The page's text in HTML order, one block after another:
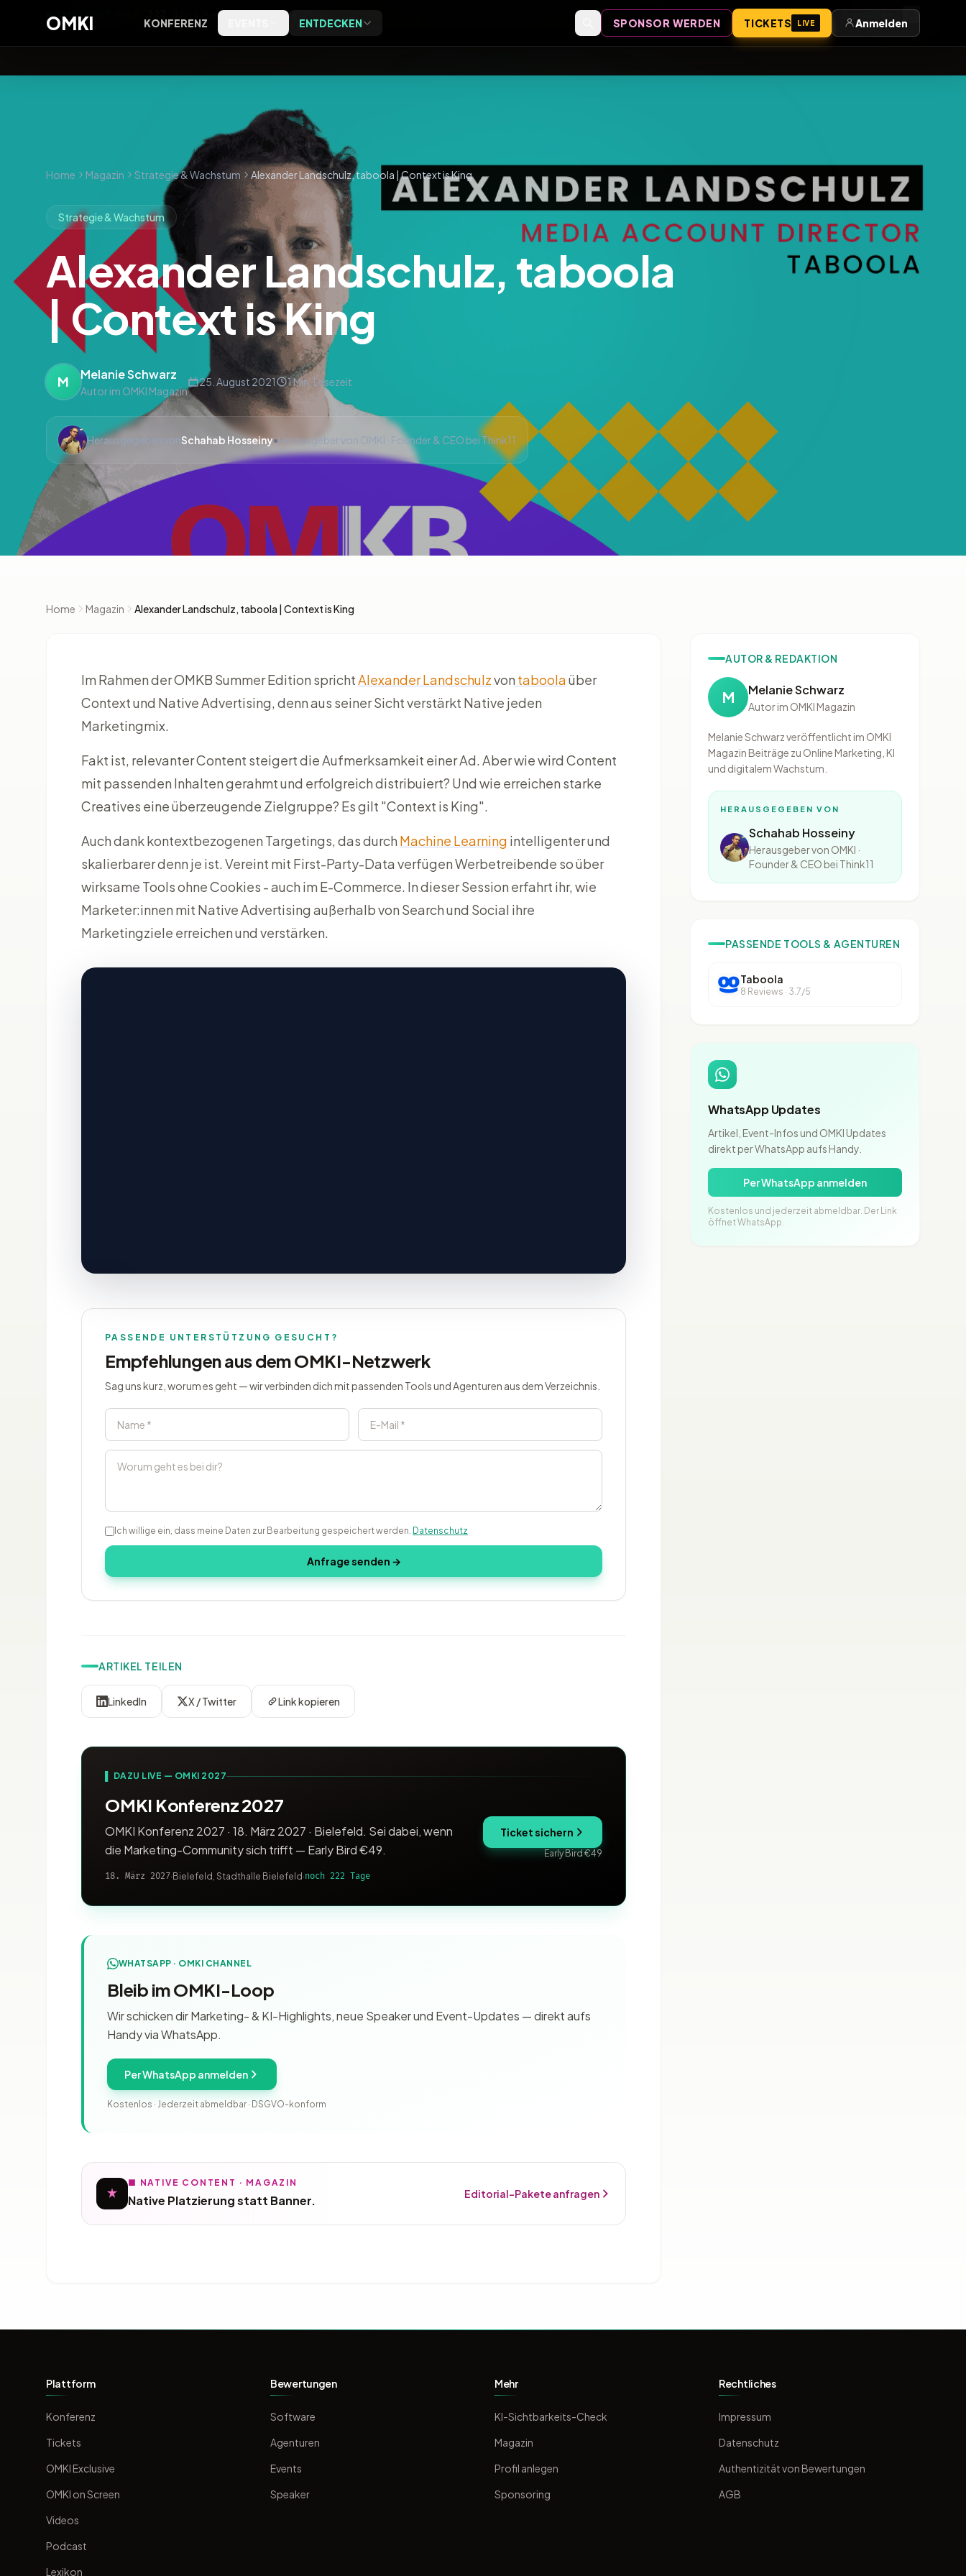
OMKI 2027 Bielefeld·Early Bird €49 Anmelden
OMKI KONFERENZ
Kostenlose Marketing- & KI-
ENTDECKEN
Agenturen
Agenturprofile nach Leistung
und Ort
Magazin
Editorial, Trends und
Einordnung
Videos
Podcast
Das OMKI Podcast-Archiv
SPONSOR WERDEN TICKETS LIVE Anmelden
Home Magazin Strategie & Wachstum Alexander Landschulz, taboola | Context is King
Strategie & Wachstum
Alexander Landschulz, taboola
| Context is King
M Melanie Schwarz
Autor im OMKI Magazin
25. August 2021 1 Min. Lesezeit
Herausgegeben vonSchahab Hosseiny•Herausgeber von OMKI · Founder & CEO bei Think11
Home Magazin Alexander Landschulz, taboola | Context is King
Im Rahmen der OMKB Summer Edition sprichtAlexander Landschulzvon taboolaüber
Context und Native Advertising, denn aus seiner Sicht verstärkt Native jeden
Marketingmix.
Fakt ist, relevanter Content steigert die Aufmerksamkeit einer Ad. Aber wie wird Content
mit passenden Inhalten gerahmt und erfolgreich distribuiert? Und wie erreichen starke
Creatives eine überzeugende Zielgruppe? Es gilt "Context is King".
Auch dank kontextbezogenen Targetings, das durch Machine Learning intelligenter und
skalierbarer denn je ist. Vereint mit First-Party-Data verfügen Werbetreibende so über
wirksame Tools ohne Cookies - auch im E-Commerce. In dieser Session erfahrt ihr, wie
Marketer:innen mit Native Advertising außerhalb von Search und Social ihre
Marketingziele erreichen und verstärken.
PASSENDE UNTERSTÜTZUNG GESUCHT?
Empfehlungen aus dem OMKI-Netzwerk
Sag uns kurz, worum es geht — wir verbinden dich mit passenden Tools und Agenturen aus dem Verzeichnis.
Ich willige ein, dass meine Daten zur Bearbeitung gespeichert werden. Datenschutz
Anfrage senden →
ARTIKEL TEILEN
LinkedIn X / Twitter Link kopieren
▌ DAZU LIVE — OMKI 2027
OMKI Konferenz 2027
OMKI Konferenz 2027 · 18. März 2027 · Bielefeld. Sei dabei, wenn
die Marketing-Community sich trifft — Early Bird €49.
18. März 2027· Bielefeld, Stadthalle Bielefeld ·noch 222 Tage
Ticket sichern
Early Bird €49
WHATSAPP · OMKI CHANNEL
Bleib im OMKI-Loop
Wir schicken dir Marketing- & KI-Highlights, neue Speaker und Event-Updates — direkt aufs
Handy via WhatsApp.
Per WhatsApp anmelden
Kostenlos · Jederzeit abmeldbar · DSGVO-konform
■ NATIVE CONTENT · MAGAZIN
Native Platzierung statt Banner. Editorial-Pakete anfragen
AUTOR & REDAKTION
M Melanie Schwarz
Autor im OMKI Magazin
Melanie Schwarz veröffentlicht im OMKI
Magazin Beiträge zu Online Marketing, KI
und digitalem Wachstum.
HERAUSGEGEBEN VON
Schahab Hosseiny
Herausgeber von OMKI ·
Founder & CEO bei Think11
PASSENDE TOOLS & AGENTUREN
Taboola
8 Reviews · 3.7/5
WhatsApp Updates
Artikel, Event-Infos und OMKI Updates
direkt per WhatsApp aufs Handy.
Per WhatsApp anmelden
Kostenlos und jederzeit abmeldbar. Der Link
öffnet WhatsApp.
Plattform
Konferenz
Tickets
OMKI Exclusive
OMKI on Screen
Videos
Podcast
Lexikon
Bewertungen
Software
Agenturen
Events
Speaker
Mehr
KI-Sichtbarkeits-Check
Magazin
Profil anlegen
Sponsoring
Rechtliches
Impressum
Datenschutz
Authentizität von Bewertungen
AGB